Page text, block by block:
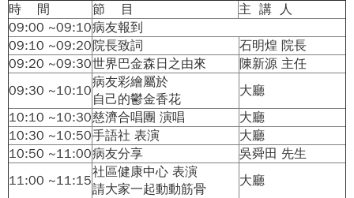
時 間
節 目
主 講 人
09:00 ~09:10病友報到
09:10 ~09:20 院長致詞
石明煌 院長
09:20 ~09:30世界巴金森日之由來
陳新源 主任
09:30 ~10:10
病友彩繪屬於
自己的鬱金香花
大廳
10:10 ~10:30慈濟合唱團 演唱
大廳
10:30 ~10:50手語社 表演
大廳
10:50 ~11:00病友分享
吳舜田 先生
11:00 ~11:15
社區健康中心 表演
請大家一起動動筋骨
大廳